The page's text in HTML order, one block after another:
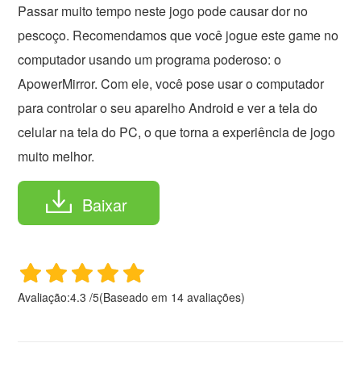
Passar muito tempo neste jogo pode causar dor no
pescoço. Recomendamos que você jogue este game no
computador usando um programa poderoso: o
ApowerMirror. Com ele, você pose usar o computador
para controlar o seu aparelho Android e ver a tela do
celular na tela do PC, o que torna a experiência de jogo
muito melhor.
Baixar
Avaliação:4.3 /5(Baseado em 14 avaliações)